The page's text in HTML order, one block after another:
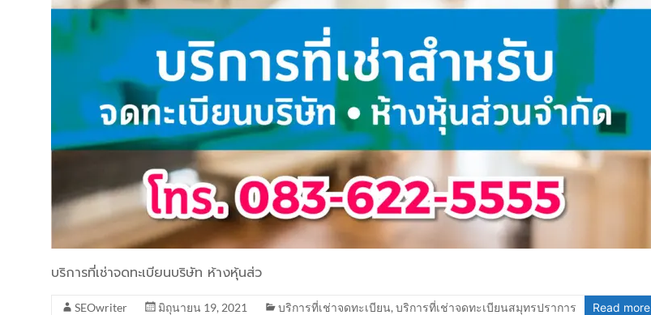
บริการที่เช่าจดทะเบียนบริษัท ห้างหุ้นส่ว
SEOwriter มิถุนายน 19, 2021 บริการที่เช่าจดทะเบียน, บริการที่เช่าจดทะเบียนสมุทรปราการ Read more